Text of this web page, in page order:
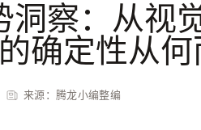
洞察：从视
确定性从何
来源： 腾龙小编整编